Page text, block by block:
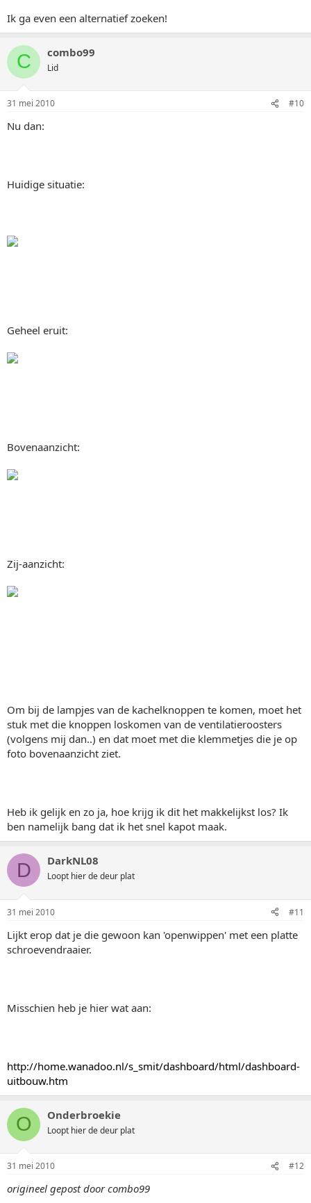
Ik ga even een alternatief zoeken!
C combo99
Lid
31 mei 2010 #10
Nu dan:
Huidige situatie:
Geheel eruit:
Bovenaanzicht:
Zij-aanzicht:
Om bij de lampjes van de kachelknoppen te komen, moet het
stuk met die knoppen loskomen van de ventilatieroosters
(volgens mij dan..) en dat moet met die klemmetjes die je op
foto bovenaanzicht ziet.
Heb ik gelijk en zo ja, hoe krijg ik dit het makkelijkst los? Ik
ben namelijk bang dat ik het snel kapot maak.
D DarkNL08
Loopt hier de deur plat
31 mei 2010 #11
Lijkt erop dat je die gewoon kan 'openwippen' met een platte
schroevendraaier.
Misschien heb je hier wat aan:
http://home.wanadoo.nl/s_smit/dashboard/html/dashboard-
uitbouw.htm
O Onderbroekie
Loopt hier de deur plat
31 mei 2010 #12
origineel gepost door combo99